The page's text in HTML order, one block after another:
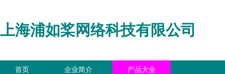
上海浦如桨网络科技有限公司
首页 企业简介 产品大全